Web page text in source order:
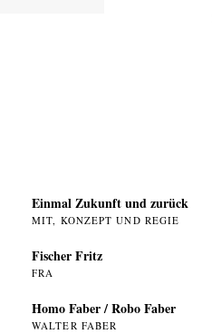
Einmal Zukunft und zurück
MIT, KONZEPT UND REGIE
Fischer Fritz
FRA
Homo Faber / Robo Faber
WALTER FABER